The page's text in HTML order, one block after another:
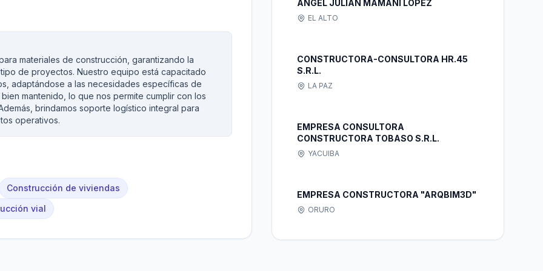
materiales de construcción, garantizando la
de proyectos. Nuestro equipo está capacitado
adaptándose a las necesidades específicas de
mantenido, lo que nos permite cumplir con los
brindamos soporte logístico integral para
operativos.
Construcción de viviendas
vial
ANGEL JULIAN MAMANI LOPEZ
EL ALTO
CONSTRUCTORA-CONSULTORA HR.45
S.R.L.
LA PAZ
EMPRESA CONSULTORA
CONSTRUCTORA TOBASO S.R.L.
YACUIBA
EMPRESA CONSTRUCTORA "ARQBIM3D"
ORURO